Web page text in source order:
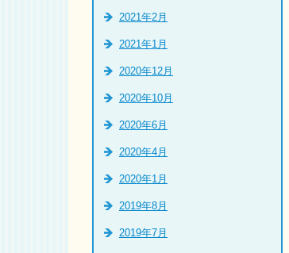
2021年2月
2021年1月
2020年12月
2020年10月
2020年6月
2020年4月
2020年1月
2019年8月
2019年7月